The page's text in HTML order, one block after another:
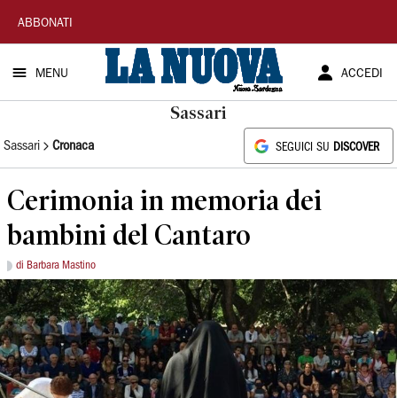
La
Nuova
Sardegna
ABBONATI
MENU ACCEDI
Sassari
Sassari Cronaca SEGUICI SU DISCOVER
Cerimonia in memoria dei
bambini del Cantaro
di Barbara Mastino